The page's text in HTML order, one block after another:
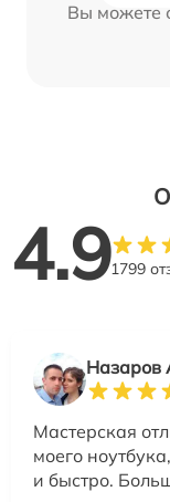
Вы можете
4.91799
Назаров
Мастерская
моего
и быстро.